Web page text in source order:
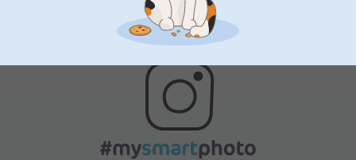
Bonusta kaikista tilauksista